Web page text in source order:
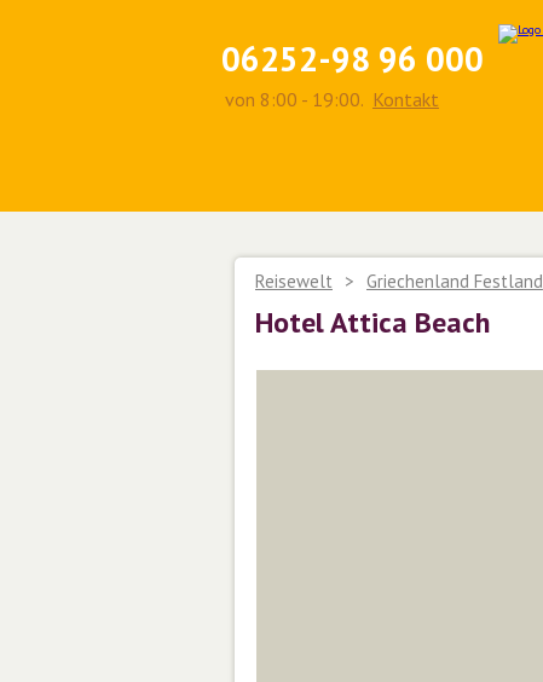
06252-98 96 000
von 8:00 - 19:00. Kontakt
Reisewelt > Griechenland Festland
Hotel Attica Beach